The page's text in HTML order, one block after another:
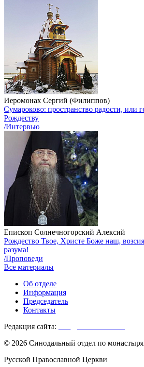
Иеромонах Сергий (Филиппов)
Сумароково: пространство радости, или
Рождеству
/Интервью
Епископ Солнечногорский Алексий
Рождество Твое, Христе Боже наш,
разума!
/Проповеди
Все материалы
Об отделе
Информация
Председатель
Контакты
Редакция сайта:
© 2026 Синодальный отдел по
Русской Православной Церкви